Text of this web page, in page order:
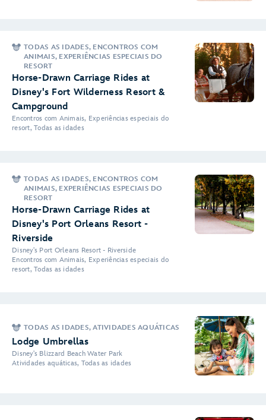
TODAS AS IDADES, ENCONTROS COM
ANIMAIS, EXPERIÊNCIAS ESPECIAIS DO
RESORT
Horse-Drawn Carriage Rides at
Disney's Fort Wilderness Resort &
Campground
Encontros com Animais, Experiências especiais do
resort, Todas as idades
TODAS AS IDADES, ENCONTROS COM
ANIMAIS, EXPERIÊNCIAS ESPECIAIS DO
RESORT
Horse-Drawn Carriage Rides at
Disney's Port Orleans Resort -
Riverside
Disney's Port Orleans Resort - Riverside
Encontros com Animais, Experiências especiais do
resort, Todas as idades
TODAS AS IDADES, ATIVIDADES AQUÁTICAS
Lodge Umbrellas
Disney's Blizzard Beach Water Park
Atividades aquáticas, Todas as idades